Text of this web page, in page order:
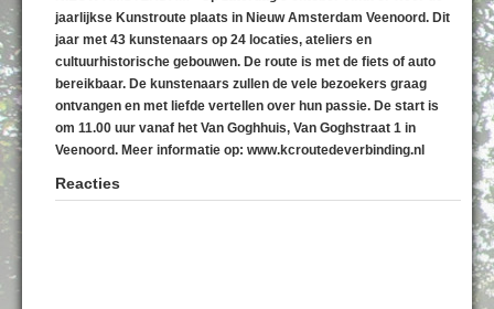
jaarlijkse Kunstroute plaats in Nieuw Amsterdam Veenoord. Dit
jaar met 43 kunstenaars op 24 locaties, ateliers en
cultuurhistorische gebouwen. De route is met de fiets of auto
bereikbaar. De kunstenaars zullen de vele bezoekers graag
ontvangen en met liefde vertellen over hun passie. De start is
om 11.00 uur vanaf het Van Goghhuis, Van Goghstraat 1 in
Veenoord. Meer informatie op: www.kcroutedeverbinding.nl
Reacties